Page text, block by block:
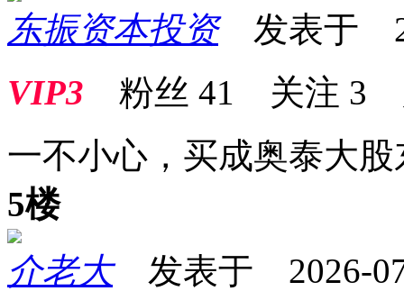
东振资本投资发表于
VIP3 粉丝 41 关注 3
一不小心，买成奥泰大股
5楼
介老大发表于 2026-